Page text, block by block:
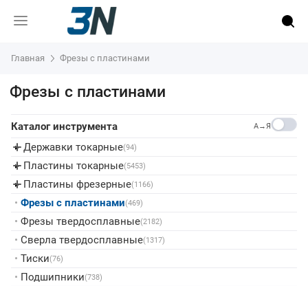
Главная Фрезы с пластинами
Фрезы с пластинами
Каталог инструмента A→Я
▸ Державки токарные(94)
▸ Пластины токарные(5453)
▸ Пластины фрезерные(1166)
• Фрезы с пластинами(469)
• Фрезы твердосплавные(2182)
• Сверла твердосплавные(1317)
• Тиски(76)
• Подшипники(738)